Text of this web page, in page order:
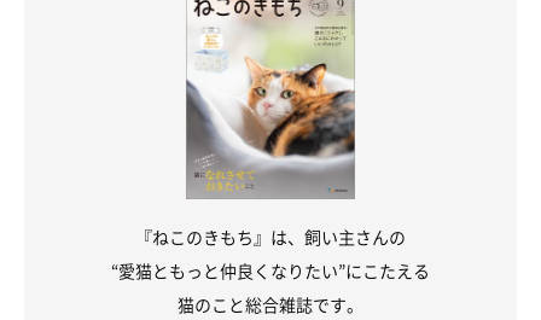
『ねこのきもち』は、飼い主さんの
“愛猫ともっと仲良くなりたい”にこたえる
猫のこと総合雑誌です。